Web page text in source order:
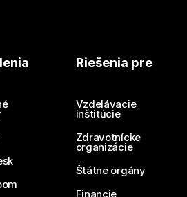
Potrebujete odpoveď?
Odoslať otázku
Riešenia pre
Vzdelávacie
inštitúcie
Zdravotnícke
organizácie
Štátne orgány
Financie